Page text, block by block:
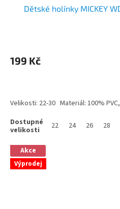
Dětské holínky MICKEY
199 Kč
Velikosti: 22-30 Materiál: 100%
22 24 26 28
Akce
Výprodej